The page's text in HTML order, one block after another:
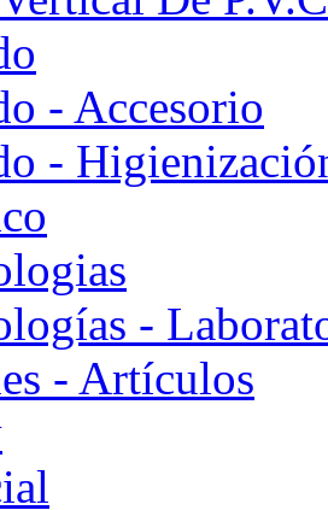
- Accesorio
-
-
- Artículos